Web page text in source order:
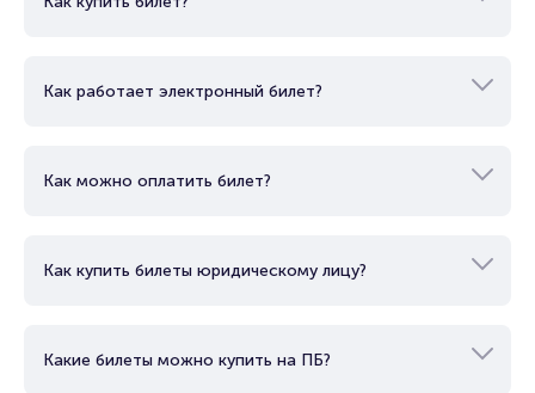
Как работает электронный билет?
Как можно оплатить билет?
Как купить билеты юридическому лицу?
Какие билеты можно купить на ПБ?